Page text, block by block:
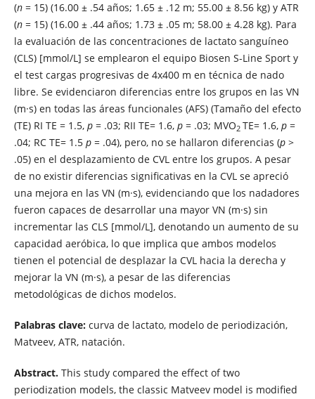
(n= 15) (16.00 ± .54 años; 1.65 ± .12 m; 55.00 ± 8.56 kg) y ATR
(n= 15) (16.00 ± .44 años; 1.73 ± .05 m; 58.00 ± 4.28 kg). Para
la evaluación de las concentraciones de lactato sanguíneo
(CLS) [mmol/L] se emplearon el equipo Biosen S-Line Sport y
el test cargas progresivas de 4x400 m en técnica de nado
libre. Se evidenciaron diferencias entre los grupos en las VN
(m·s) en todas las áreas funcionales (AFS) (Tamaño del efecto
(TE) RI TE = 1.5, p= .03; RII TE= 1.6, p= .03; MVO2 TE= 1.6,p=
.04; RC TE= 1.5 p= .04), pero, no se hallaron diferencias (p >
.05) en el desplazamiento de CVL entre los grupos. A pesar
de no existir diferencias significativas en la CVL se apreció
una mejora en las VN (m·s), evidenciando que los nadadores
fueron capaces de desarrollar una mayor VN (m·s) sin
incrementar las CLS [mmol/L], denotando un aumento de su
capacidad aeróbica, lo que implica que ambos modelos
tienen el potencial de desplazar la CVL hacia la derecha y
mejorar la VN (m·s), a pesar de las diferencias
metodológicas de dichos modelos.
Palabras clave: curva de lactato, modelo de periodización,
Matveev, ATR, natación.
Abstract. This study compared the effect of two
periodization models, the classic Matveev model is modified